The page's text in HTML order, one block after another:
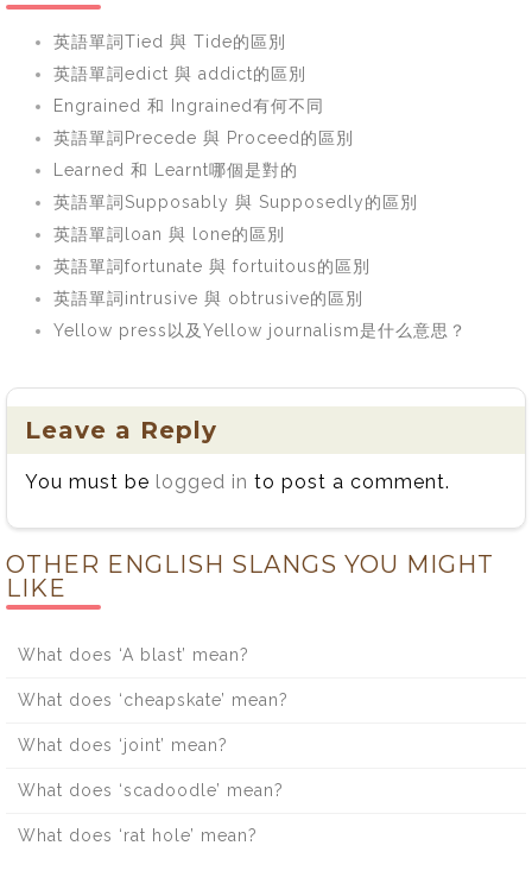
别？
英語單詞Tied 與 Tide的區別
英語單詞edict 與 addict的區別
Engrained 和 Ingrained有何不同
英語單詞Precede 與 Proceed的區別
Learned 和 Learnt哪個是對的
英語單詞Supposably 與 Supposedly的區別
英語單詞loan 與 lone的區別
英語單詞fortunate 與 fortuitous的區別
英語單詞intrusive 與 obtrusive的區別
Yellow press以及Yellow journalism是什么意思？
Leave a Reply
You must be logged in to post a comment.
OTHER ENGLISH SLANGS YOU MIGHT
LIKE
What does ‘A blast’ mean?
What does ‘cheapskate’ mean?
What does ‘joint’ mean?
What does ‘scadoodle’ mean?
What does ‘rat hole’ mean?